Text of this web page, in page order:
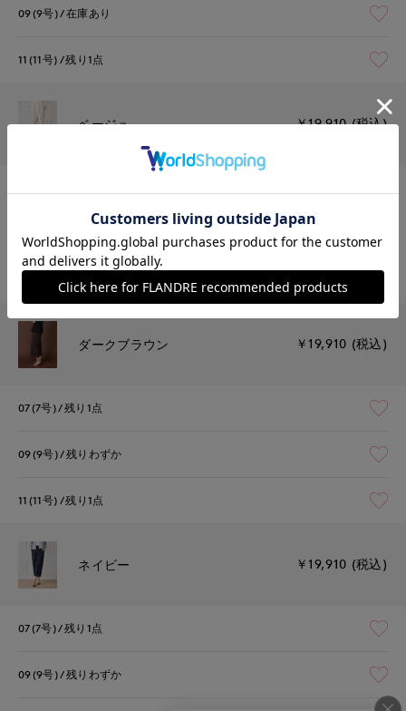
09(9号) 在庫あり
11(11号) 残り1点
ベージュ ￥19,910 (税込)
09(9号) 在庫あり
残りわずか
ダークブラウン ￥19,910 (税込)
07(7号) 残り1点
09(9号) 残りわずか
11(11号) 残り1点
ネイビー ￥19,910 (税込)
07(7号) 残り1点
09(9号) 残りわずか